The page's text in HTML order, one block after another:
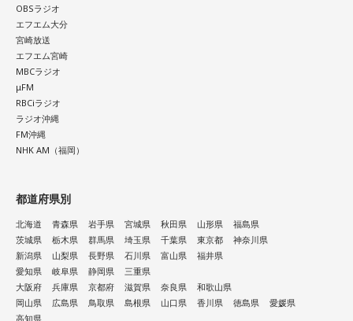
OBSラジオ
エフエム大分
宮崎放送
エフエム宮崎
MBCラジオ
μFM
RBCiラジオ
ラジオ沖縄
FM沖縄
NHK AM（福岡）
都道府県別
北海道 青森県 岩手県 宮城県 秋田県 山形県
福島県
茨城県
栃木県 群馬県 埼玉県 千葉県 東京都
神奈川県
新潟県
山梨県 長野県 石川県 富山県
福井県
愛知県
岐阜県 静岡県
三重県
大阪府
兵庫県 京都府 滋賀県 奈良県
和歌山県
岡山県
広島県 鳥取県 島根県 山口県 香川県 徳島県
愛媛県
高知県